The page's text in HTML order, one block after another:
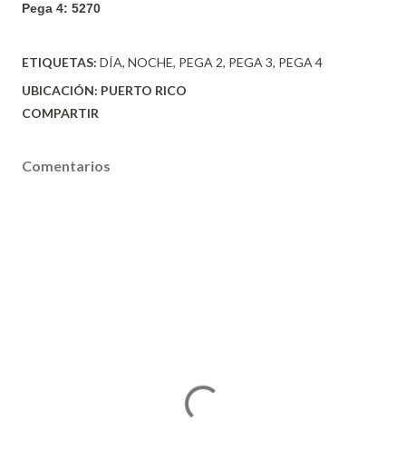
Pega 4: 5270
ETIQUETAS: DÍA NOCHE PEGA 2 PEGA 3 PEGA 4
UBICACIÓN: PUERTO RICO
COMPARTIR
Comentarios